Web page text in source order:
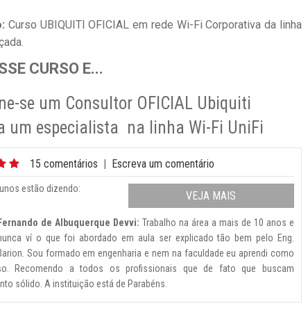
Curso UBIQUITI OFICIAL em rede Wi-Fi Corporativa da linha
CURSO E...
se um Consultor OFICIAL Ubiquiti
um especialista na linha Wi-Fi UniFi
15 comentários Escreva um comentário
estão dizendo:
VEJA MAIS
Fernando de Albuquerque Devvi: Trabalho na área a mais de 10 anos e
ví o que foi abordado em aula ser explicado tão bem pelo Eng.
Sou formado em engenharia e nem na faculdade eu aprendi como
Recomendo a todos os profissionais que de fato que buscam
sólido. A instituição está de Parabéns.